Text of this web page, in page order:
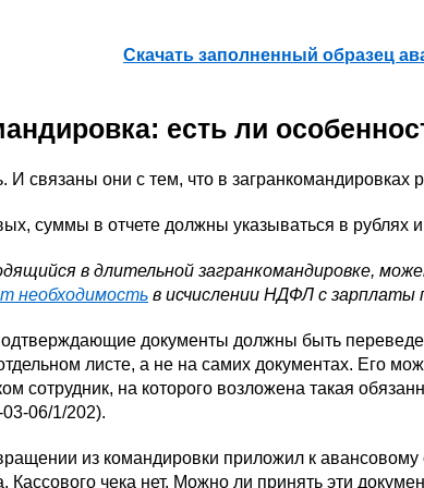
Скачать заполненный образец
есть ли
И связаны они с тем, что в загранкомандировках
суммы в отчете должны указываться в рублях
в длительной загранкомандировке,
необходимость в исчислении НДФЛ с зарплаты
документы должны быть
листе, а не на самих документах. Его
сотрудник, на которого возложена такая
06/1/202).
из командировки приложил к
Кассового чека нет. Можно ли принять эти